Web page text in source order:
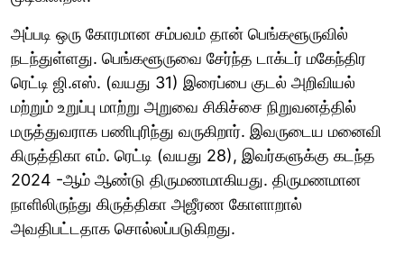
அப்படி ஒரு கோரமான சம்பவம் தான் பெங்களூருவில்
நடந்துள்ளது. பெங்களூருவை சேர்ந்த டாக்டர் மகேந்திர
ரெட்டி ஜி.எஸ். (வயது 31) இரைப்பை குடல் அறிவியல்
மற்றும் உறுப்பு மாற்று அறுவை சிகிச்சை நிறுவனத்தில்
மருத்துவராக பணிபுரிந்து வருகிறார். இவருடைய மனைவி
கிருத்திகா எம். ரெட்டி (வயது 28), இவர்களுக்கு கடந்த
2024 -ஆம் ஆண்டு திருமணமாகியது. திருமணமான
நாளிலிருந்து கிருத்திகா அஜீரண கோளாறால்
அவதிபட்டதாக சொல்லப்படுகிறது.